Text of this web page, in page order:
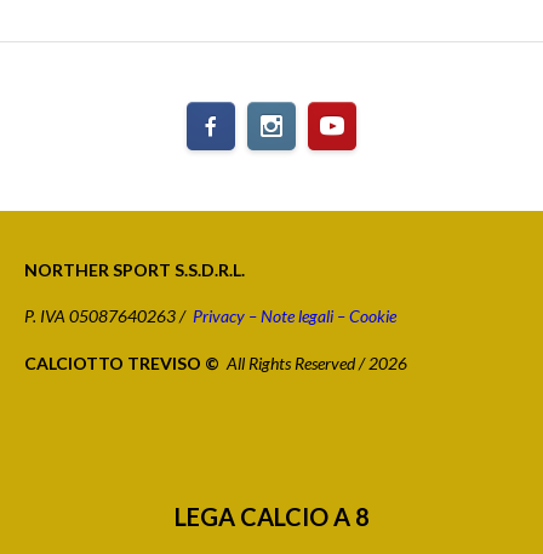
NORTHER SPORT S.S.D.R.L.
P. IVA 05087640263 / Privacy – Note legali – Cookie
CALCIOTTO TREVISO © All Rights Reserved / 2026
LEGA CALCIO A 8